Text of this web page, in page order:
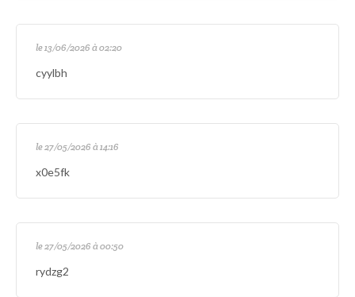
le 13/06/2026 à 02:20
cyylbh
le 27/05/2026 à 14:16
x0e5fk
le 27/05/2026 à 00:50
rydzg2